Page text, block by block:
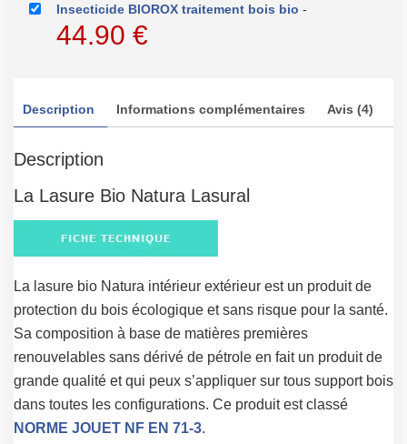
19.90 €.
Insecticide BIOROX traitement bois bio -
44.90 €
Description Informations complémentaires Avis (4)
Description
La Lasure Bio Natura Lasural
La lasure bio Natura intérieur extérieur est un produit de
protection du bois écologique et sans risque pour la santé.
Sa composition à base de matières premières
renouvelables sans dérivé de pétrole en fait un produit de
grande qualité et qui peux s’appliquer sur tous support bois
dans toutes les configurations. Ce produit est classé
NORME JOUET NF EN 71-3.